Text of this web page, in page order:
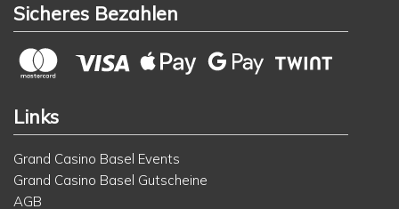
Sicheres Bezahlen
Links
Grand Casino Basel Events
Grand Casino Basel Gutscheine
AGB